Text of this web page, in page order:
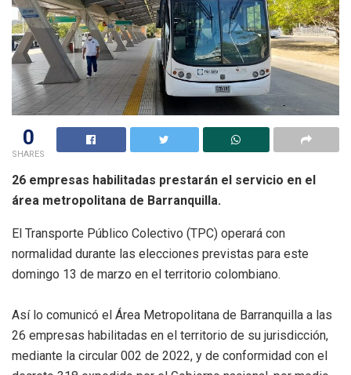
0
SHARES
26 empresas habilitadas prestarán el servicio en el
área metropolitana de Barranquilla.
El Transporte Público Colectivo (TPC) operará con
normalidad durante las elecciones previstas para este
domingo 13 de marzo en el territorio colombiano.
Así lo comunicó el Área Metropolitana de Barranquilla a las
26 empresas habilitadas en el territorio de su jurisdicción,
mediante la circular 002 de 2022, y de conformidad con el